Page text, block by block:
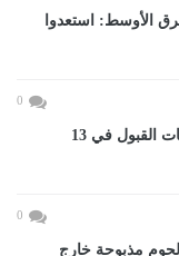
الأوسط: استعدوا
0
تنسيق الثانوى العام 2027.. اعرف درجات القبول في 13
0
كيلو جرام لحوم مذبوحة خارج